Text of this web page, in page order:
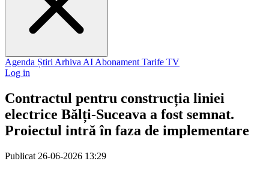
Agenda Știri Arhiva AI Abonament Tarife TV
Log in
Contractul pentru construcția liniei
electrice Bălți-Suceava a fost semnat.
Proiectul intră în faza de implementare
Publicat 26-06-2026 13:29